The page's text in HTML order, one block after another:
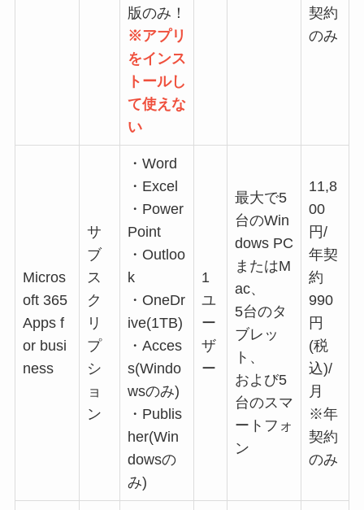
版のみ！
※アプリ
をインス
トールし
て使えな
い
契約
のみ
Micros
oft 365
Apps f
or busi
ness
サ
ブ
ス
ク
リ
プ
シ
ョ
ン
・Word
・Excel
・Power
Point
・Outloo
k
・OneDr
ive(1TB)
・Acces
s(Windo
wsのみ)
・Publis
her(Win
dowsの
み)
1
ユ
ー
ザ
ー
最大で5
台のWin
dows PC
またはM
ac、
5台のタ
ブレッ
ト、
および5
台のスマ
ートフォ
ン
11,8
00
円/
年契
約
990
円
(税
込)/
月
※年
契約
のみ